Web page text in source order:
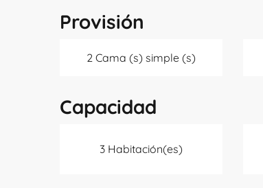
Provisión
2 Cama (s) simple (s)
Capacidad
3 Habitación(es)